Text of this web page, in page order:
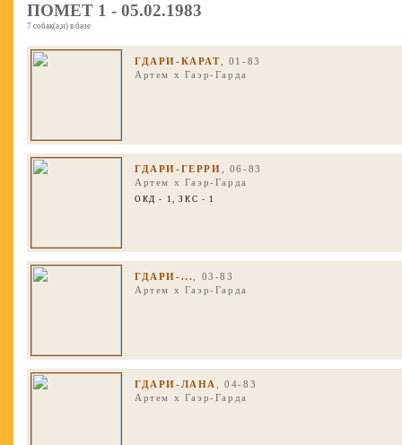
ПОМЕТ 1 - 05.02.1983
7 собак(а,и) в базе
ГДАРИ-КАРАТ , 01-83
Артем
x Гаэр-Гарда
ГДАРИ-ГЕРРИ
, 06-83
Артем
x Гаэр-Гарда
ОКД - 1, ЗКС - 1
ГДАРИ-...
, 03-83
Артем
x Гаэр-Гарда
ГДАРИ-ЛАНА
, 04-83
Артем
x Гаэр-Гарда